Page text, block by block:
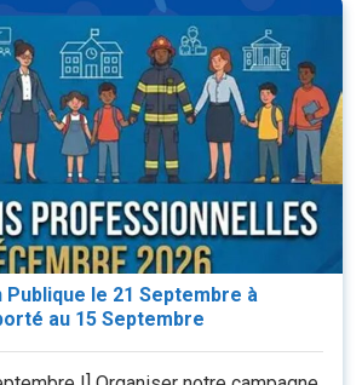
Publique le 21 Septembre à
au 15 Septembre